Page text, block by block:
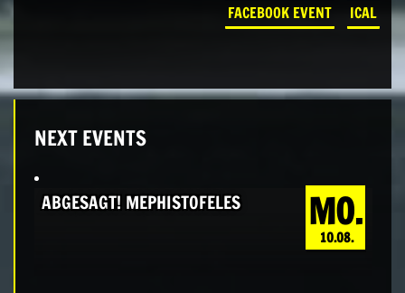
FACEBOOK EVENT ICAL
NEXT EVENTS
MO.
10.08.
ABGESAGT! MEPHISTOFELES